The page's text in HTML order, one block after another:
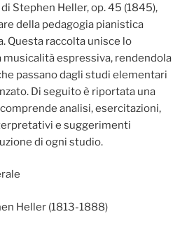
Stephen Heller, op. 45 (1845),
della pedagogia pianistica
Questa raccolta unisce lo
espressiva, rendendola
passano dagli studi elementari
Di seguito è riportata una
analisi, esercitazioni,
e suggerimenti
di ogni studio.
Heller (1813-1888)